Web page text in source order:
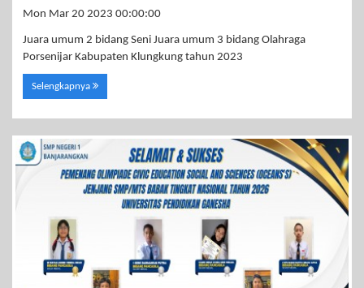
Mon Mar 20 2023 00:00:00
Juara umum 2 bidang Seni Juara umum 3 bidang Olahraga
Porsenijar Kabupaten Klungkung tahun 2023
Selengkapnya